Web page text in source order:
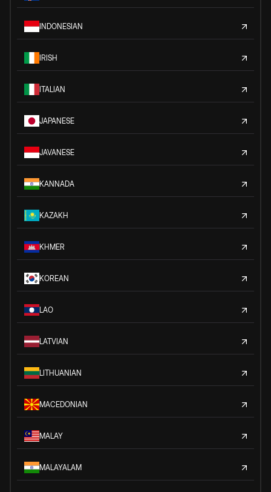
INDONESIAN
IRISH
ITALIAN
JAPANESE
JAVANESE
KANNADA
KAZAKH
KHMER
KOREAN
LAO
LATVIAN
LITHUANIAN
MACEDONIAN
MALAY
MALAYALAM